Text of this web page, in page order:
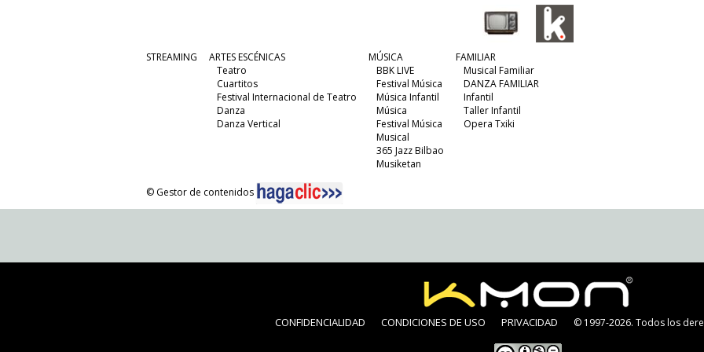
STREAMING
ARTES ESCÉNICAS
Teatro
Cuartitos
Festival Internacional de Teatro
Danza
Danza Vertical
MÚSICA
BBK LIVE
Festival Música
Música Infantil
Música
Festival Música
Musical
365 Jazz Bilbao
Musiketan
FAMILIAR
Musical Familiar
DANZA FAMILIAR
Infantil
Taller Infantil
Opera Txiki
© Gestor de contenidos
CONFIDENCIALIDAD CONDICIONES DE USO PRIVACIDAD © 1997-2026. Todos los